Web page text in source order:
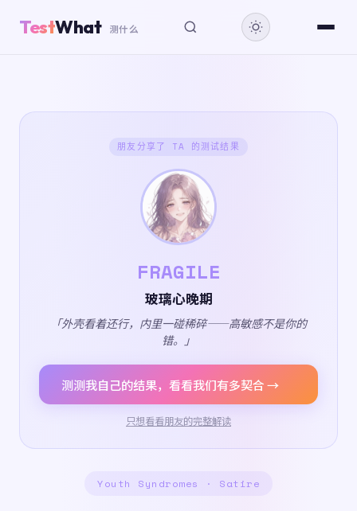
TestWhat 测什么
朋友分享了 TA 的测试结果
FRAGILE
玻璃心晚期
「外壳看着还行，内里一碰稀碎——高敏感不是你的
错。」
测测我自己的结果，看看我们有多契合 →
只想看看朋友的完整解读
Youth Syndromes · Satire